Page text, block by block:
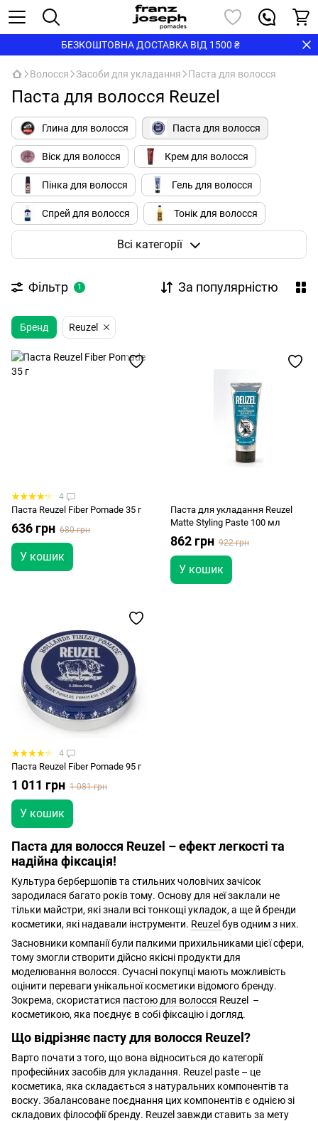
БЕЗКОШТОВНА ДОСТАВКА ВІД 1500 ₴
Волосся Засоби для укладання Паста для волосся
Паста для волосся Reuzel
Глина для волосся Паста для волосся
Віск для волосся Крем для волосся
Пінка для волосся Гель для волосся
Спрей для волосся Тонік для волосся
Помада для волосся Пудра для волосся
Всі категорії
Фільтр 1 За популярністю
Бренд Reuzel
4
Паста Reuzel Fiber Pomade 35 г
636 грн 680 грн
У кошик
Паста для укладання Reuzel
Matte Styling Paste 100 мл
862 грн 922 грн
У кошик
4
Паста Reuzel Fiber Pomade 95 г
1 011 грн 1 081 грн
У кошик
Паста для волосся Reuzel – ефект легкості та
надійна фіксація!
Культура бербершопів та стильних чоловічих зачісок
зародилася багато років тому. Основу для неї заклали не
тільки майстри, які знали всі тонкощі укладок, а ще й бренди
косметики, які надавали інструменти. Reuzel був одним з них.
Засновники компанії були палкими прихильниками цієї сфери,
тому змогли створити дійсно якісні продукти для
моделювання волосся. Сучасні покупці мають можливість
оцінити переваги унікальної косметики відомого бренду.
Зокрема, скористатися пастою для волосся Reuzel –
косметикою, яка поєднує в собі фіксацію і догляд.
Що відрізняє пасту для волосся Reuzel?
Варто почати з того, що вона відноситься до категорії
професійних засобів для укладання. Reuzel paste – це
косметика, яка складається з натуральних компонентів та
воску. Збалансоване поєднання цих компонентів є однією зі
складових філософії бренду. Reuzel завжди ставить за мету